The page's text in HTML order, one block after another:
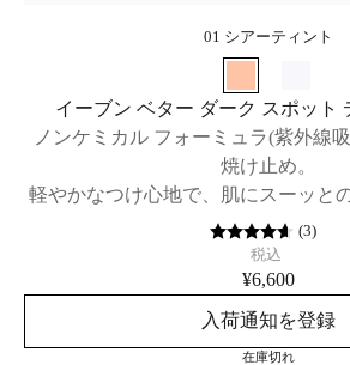
01 シアーティント
イーブン ベター ダーク スポット
ノンケミカル フォーミュラ(紫外線
焼け止め。
軽やかなつけ心地で、肌にスーッと
ルな肌色に整えるシアー ティントと
るシアーの2色。SPF50 /
(3)
税込
¥6,600
入荷通知を登録
在庫切れ